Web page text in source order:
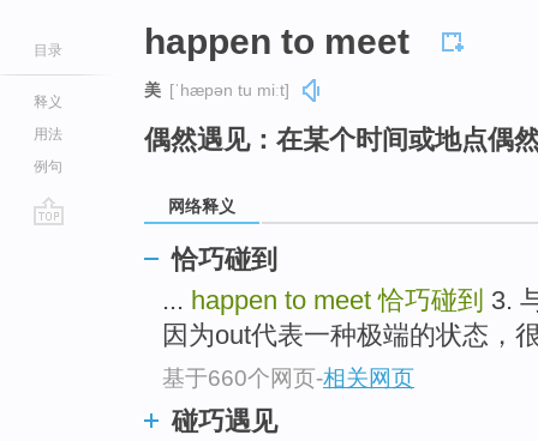
目录
释义
用法
例句
happen to meet
美 [ˈhæpən tu miːt]
偶然遇见：在某个时间或地点偶
网络释义
恰巧碰到
... happen to meet恰巧碰到 3.
因为out代表一种极端的状态，
基于660个网页-相关网页
碰巧遇见